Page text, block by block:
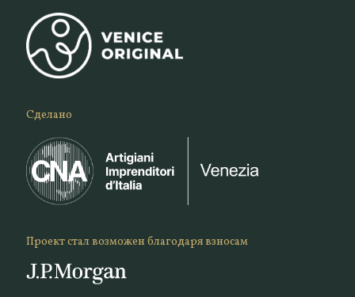
Сделано
Проект стал возможен благодаря взносам